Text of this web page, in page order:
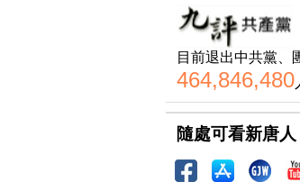
目前退出中共黨、
464,846,480
隨處可看新唐人